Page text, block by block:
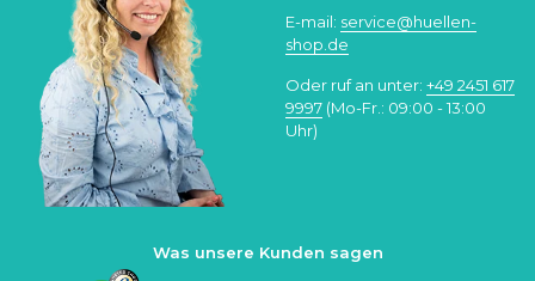
E-mail: service@huellen-
shop.de
Oder ruf an unter: +49 2451 617
9997 (Mo-Fr.: 09:00 - 13:00
Uhr)
Was unsere Kunden sagen